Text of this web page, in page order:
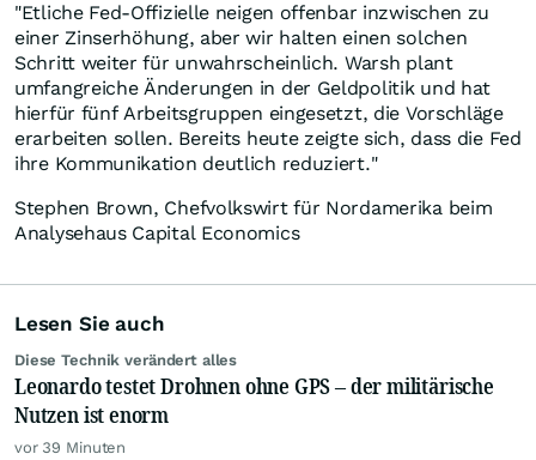
"Etliche Fed-Offizielle neigen offenbar inzwischen zu
einer Zinserhöhung, aber wir halten einen solchen
Schritt weiter für unwahrscheinlich. Warsh plant
umfangreiche Änderungen in der Geldpolitik und hat
hierfür fünf Arbeitsgruppen eingesetzt, die Vorschläge
erarbeiten sollen. Bereits heute zeigte sich, dass die Fed
ihre Kommunikation deutlich reduziert."
Stephen Brown, Chefvolkswirt für Nordamerika beim
Analysehaus Capital Economics
Lesen Sie auch
Diese Technik verändert alles
Leonardo testet Drohnen ohne GPS – der militärische
Nutzen ist enorm
vor 39 Minuten